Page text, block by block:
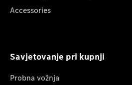
Accessories
Savjetovanje pri kupnji
Probna vožnja